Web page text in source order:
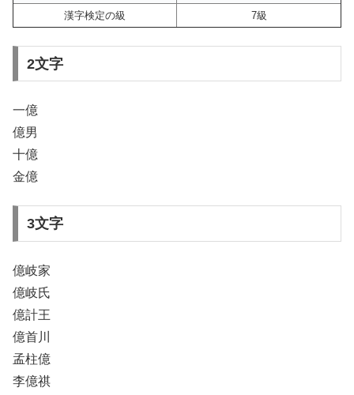
漢字検定の級
7級
2文字
一億
億男
十億
金億
3文字
億岐家
億岐氏
億計王
億首川
孟柱億
李億祺